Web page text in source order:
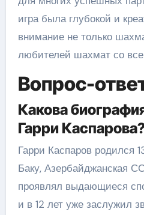
игра была глубокой и
внимание не только
любителей шахмат со
Вопрос-
Какова
Гарри
Гарри Каспаров родился
Баку, Азербайджанская
проявлял выдающиеся
и в 12 лет уже заслужил